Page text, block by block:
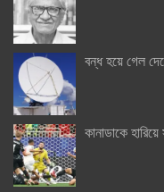
বন্ধ হয়ে গেল
কানাডাকে